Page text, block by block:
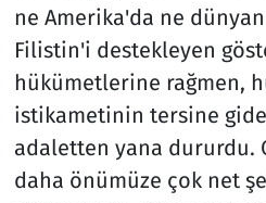
ne Amerika'da ne
Filistin'i destekleyen
hükümetlerine rağmen,
istikametinin tersine
adaletten yana dururdu.
daha önümüze çok net